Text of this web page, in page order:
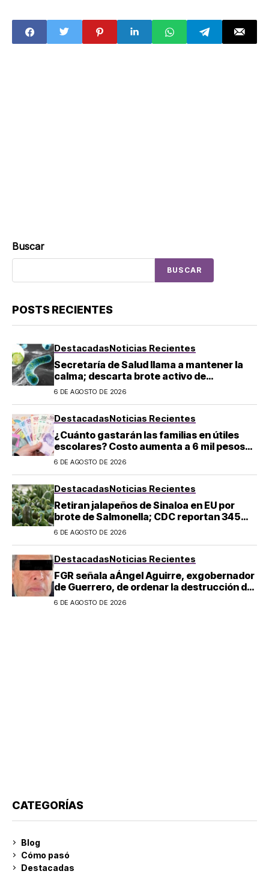
Buscar
BUSCAR
POSTS RECIENTES
DestacadasNoticias Recientes
Secretaría de Salud llama a mantener la
calma; descarta brote activo de
ciclosporiasis en México
6 DE AGOSTO DE 2026
DestacadasNoticias Recientes
¿Cuánto gastarán las familias en útiles
escolares? Costo aumenta a 6 mil pesos
por alumno de educación básica en
6 DE AGOSTO DE 2026
DestacadasNoticias Recientes
Retiran jalapeños de Sinaloa en EU por
brote de Salmonella; CDC reportan 345
casos
6 DE AGOSTO DE 2026
DestacadasNoticias Recientes
FGR señala aÁngel Aguirre, exgobernador
de Guerrero, de ordenar la destrucción de
evidencia sobre el caso Ayotzinapa
6 DE AGOSTO DE 2026
CATEGORÍAS
Blog
Cómo pasó
Destacadas